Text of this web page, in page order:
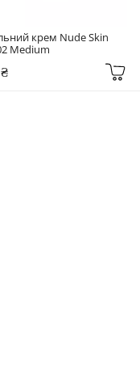
крем Nude Skin
Medium